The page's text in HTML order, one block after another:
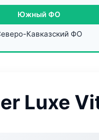
Южный ФО
Кавказский ФО
Luxe